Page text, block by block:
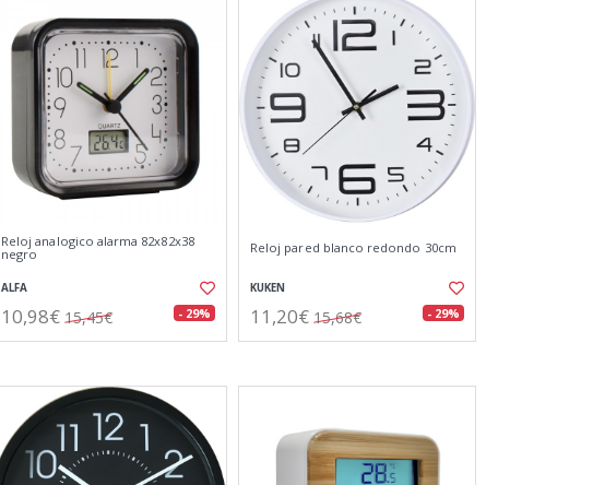
Reloj analogico alarma 82x82x38
negro
ALFA
10,98€ 15,45€ - 29%
Reloj pared blanco redondo 30cm
KUKEN
11,20€ 15,68€ - 29%